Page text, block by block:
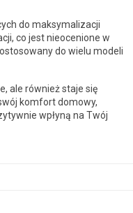
do maksymalizacji
co jest nieocenione w
do wielu modeli
ale również staje się
komfort domowy,
wpłyną na Twój